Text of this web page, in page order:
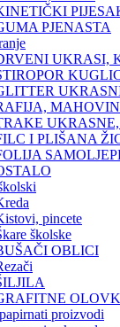
PJENASTA
UKRASI,
I PLIŠANA
pincete
školske
OBLICI
proizvodi